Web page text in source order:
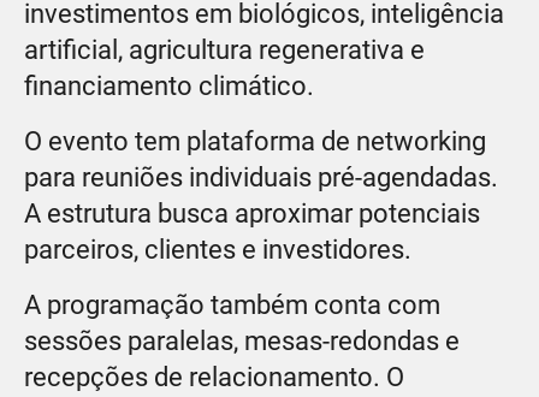
investimentos em biológicos, inteligência
artificial, agricultura regenerativa e
financiamento climático.
O evento tem plataforma de networking
para reuniões individuais pré-agendadas.
A estrutura busca aproximar potenciais
parceiros, clientes e investidores.
A programação também conta com
sessões paralelas, mesas-redondas e
recepções de relacionamento. O